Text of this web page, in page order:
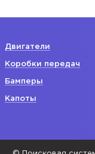
Двигатели
Коробки передач
Бамперы
Капоты